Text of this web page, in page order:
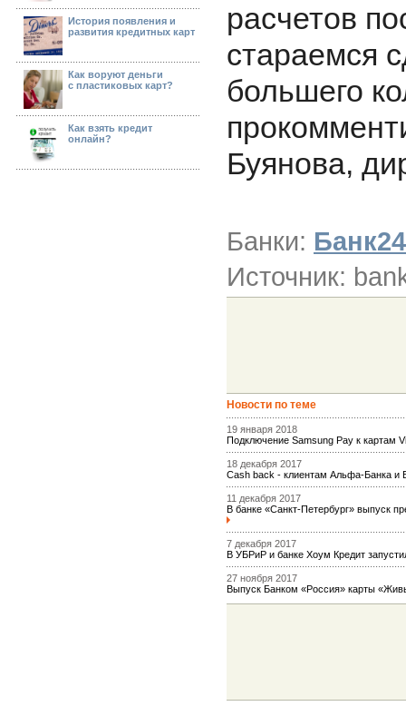
История появления и
развития кредитных карт
Как воруют деньги
с пластиковых карт?
Как взять кредит
онлайн?
расчетов
стараемся
большего
Буянова,
Банки:
Источник:
Новости по теме
19 января 2018
Подключение Samsung Pay к картам
18 декабря 2017
Сash back - клиентам Альфа-Банка и
11 декабря 2017
В банке «Санкт-Петербург» выпуск
7 декабря 2017
В УБРиР и банке Хоум Кредит
27 ноября 2017
Выпуск Банком «Россия» карты